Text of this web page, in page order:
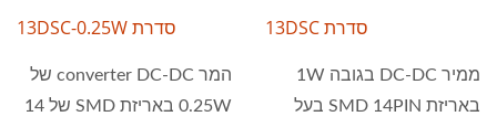
סדרת 13DSC
ממיר DC-DC בגובה 1W
באריזת SMD 14PIN בעל
סדרת 13DSC-0.25W
המר converter DC-DC של
0.25W באריזת SMD של 14